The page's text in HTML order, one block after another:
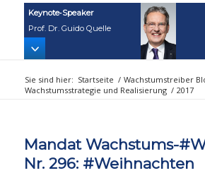
Keynote‑Speaker
Prof. Dr. Guido Quelle
Sie sind hier: Startseite / Wachstumstreiber
Wachstumsstrategie und Realisierung / 2017
Mandat Wachstums-
Nr. 296: #Weihnachten